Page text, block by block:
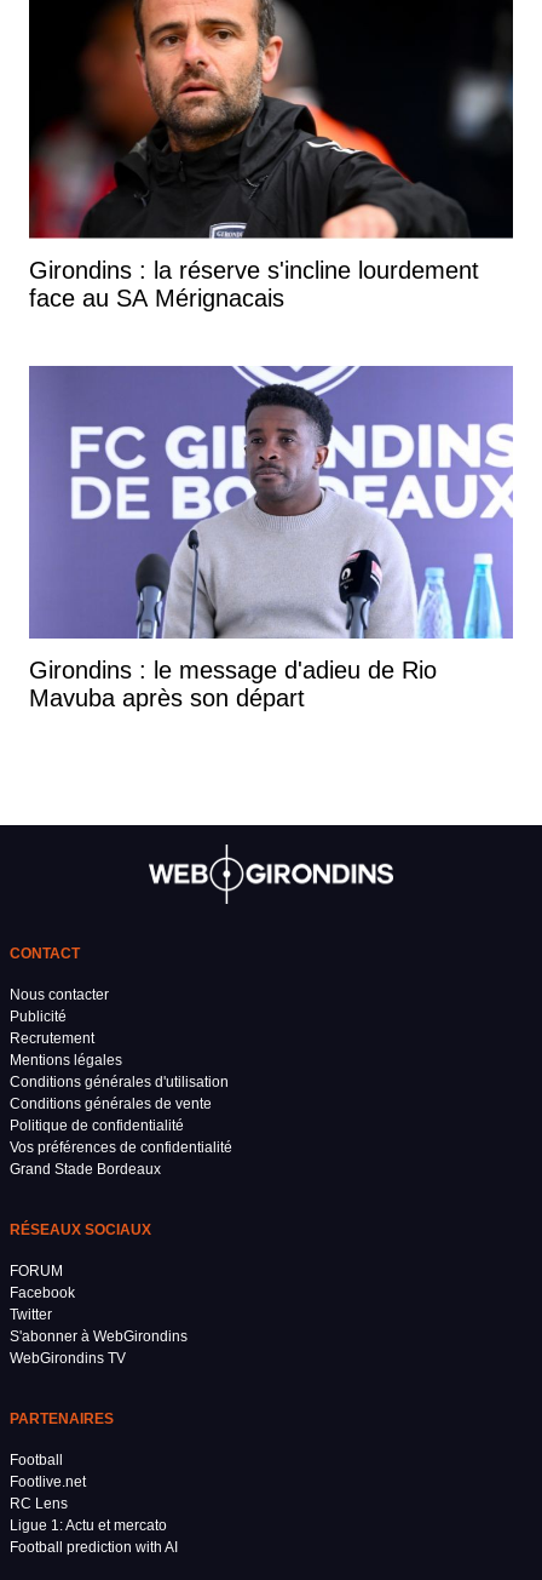
Girondins : la réserve s'incline lourdement
face au SA Mérignacais
Girondins : le message d'adieu de Rio
Mavuba après son départ
CONTACT
Nous contacter
Publicité
Recrutement
Mentions légales
Conditions générales d'utilisation
Conditions générales de vente
Politique de confidentialité
Vos préférences de confidentialité
Grand Stade Bordeaux
RÉSEAUX SOCIAUX
FORUM
Facebook
Twitter
S'abonner à WebGirondins
WebGirondins TV
PARTENAIRES
Football
Footlive.net
RC Lens
Ligue 1: Actu et mercato
Football prediction with AI